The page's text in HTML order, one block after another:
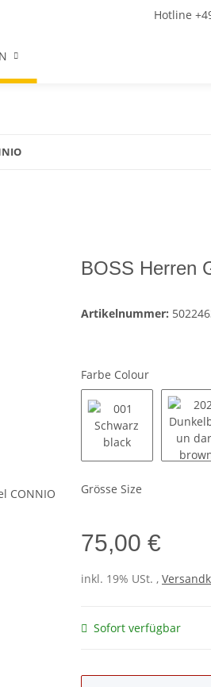
Hotline
BOSS Herren
Artikelnummer:
Farbe Colour
Grösse Size
75,00 €
inkl. 19% USt. ,
Sofort verfügbar